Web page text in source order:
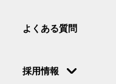
３.法令等により開
合
よくある質問
採用情報